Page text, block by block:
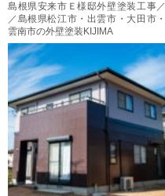
島根県安来市Ｅ様邸外壁塗装工事／
／島根県松江市・出雲市・大田市・
雲南市の外壁塗装KIJIMA